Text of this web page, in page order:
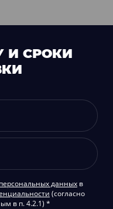
И СРОКИ
данныхв
(согласно
в п. 4.2.1) *